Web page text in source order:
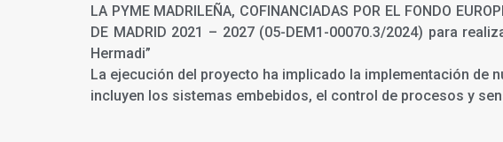
LA PYME MADRILEÑA, COFINANCIADAS POR EL FONDO
DE MADRID 2021 – 2027 (05-DEM1-00070.3/2024) para
Hermadi”
La ejecución del proyecto ha implicado la implementación
incluyen los sistemas embebidos, el control de procesos y